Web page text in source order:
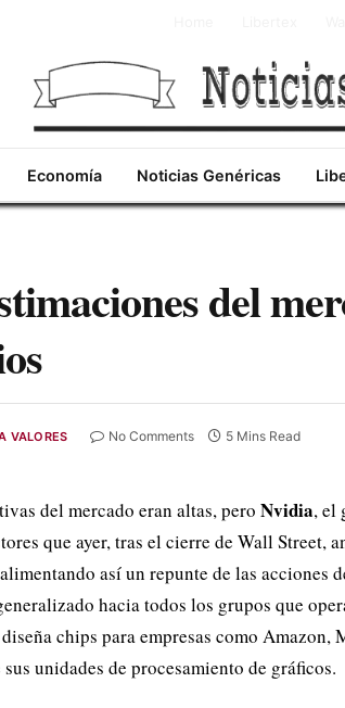
Economía Noticias Genéricas
del
VALORES No Comments 5 Mins Read
del mercado eran altas, pero Nvidia, el
que ayer, tras el cierre de Wall
así un repunte de las acciones
hacia todos los grupos que
chips para empresas como
sus unidades de procesamiento de gráficos.